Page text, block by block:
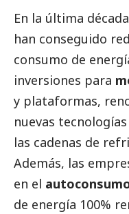
En la última
han conseguido
consumo de
inversiones para
y plataformas,
nuevas
las cadenas de
Además, las
en el
de energía 100%